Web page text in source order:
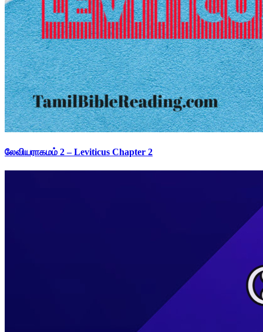
லேவியராகமம் 2 – Leviticus Chapter 2